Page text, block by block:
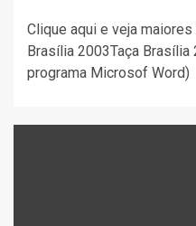
Clique aqui e veja
Brasília 2003Taça
programa Microsof Word)